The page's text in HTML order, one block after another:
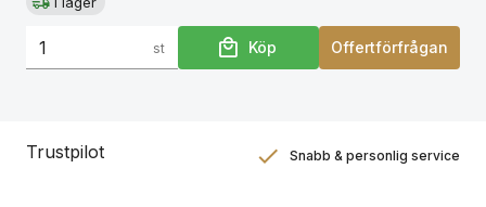
kunder. Om du redan har ett aktivt abonnemang
behöver du säga upp det och låta det löpa ut innan
st Köp Offertförfrågan
Trustpilot Snabb & personlig service